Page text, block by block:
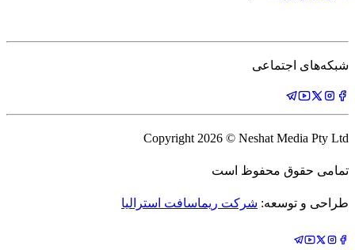
شبکه‌های اجتماعی
Copyright 2026 © Neshat Media Pty Ltd
تمامی حقوق محفوظ است
طراحی و توسعه: شرکت ریماسافت استرالیا